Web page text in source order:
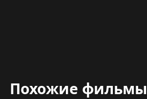
Похожие фильмы